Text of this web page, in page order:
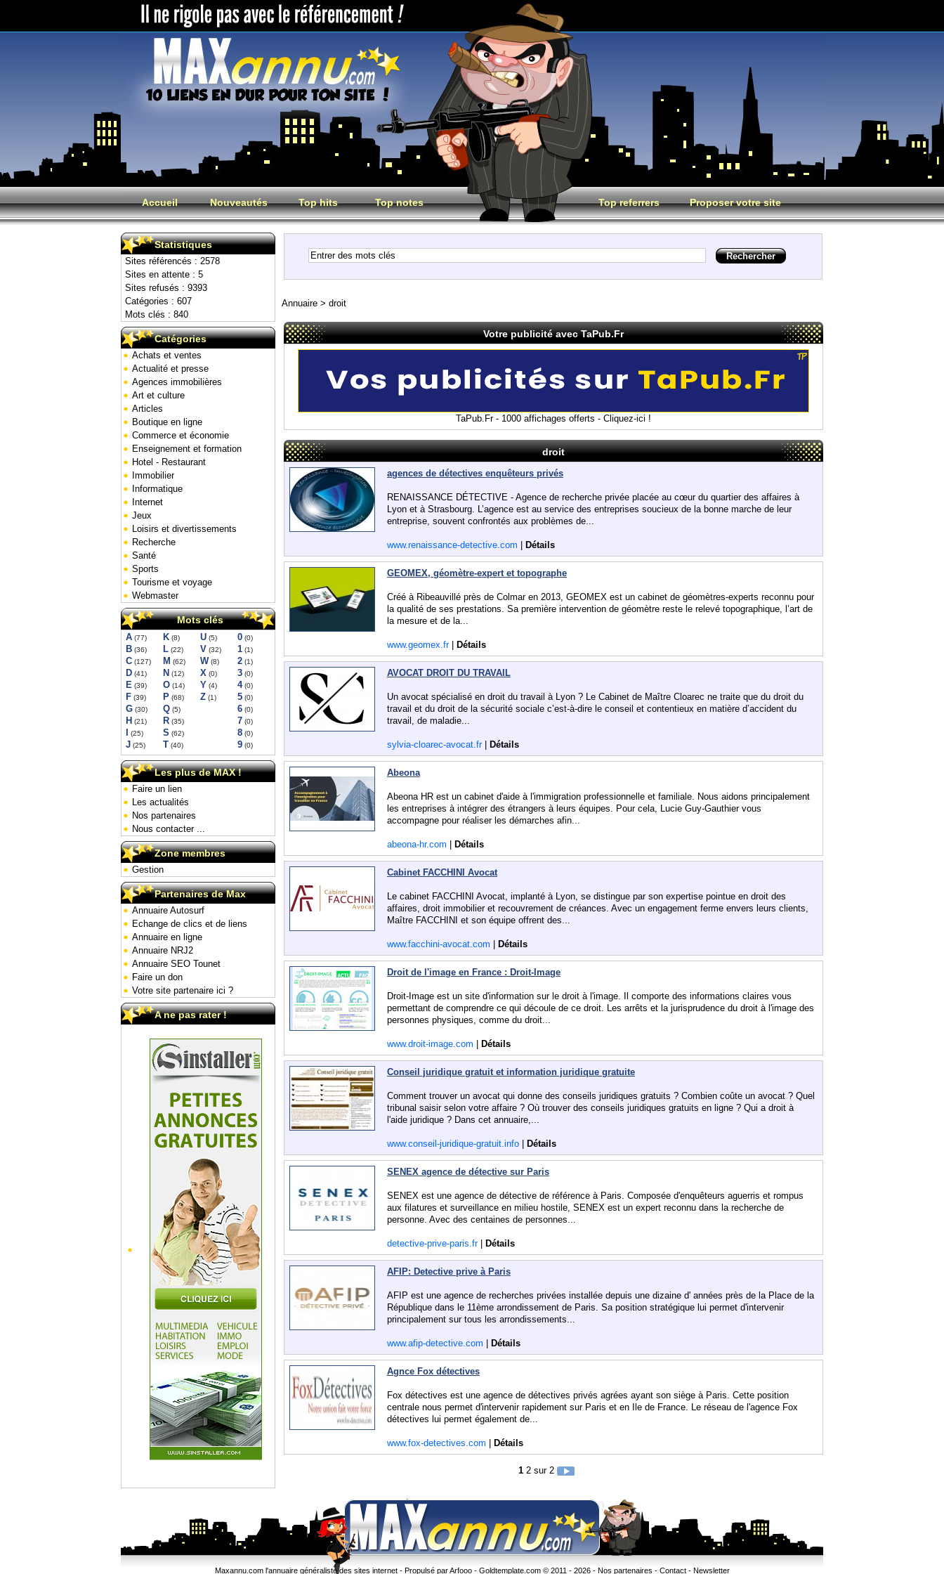
Accueil Nouveautés Top hits Top notes Top referrers Proposer votre site
Statistiques
Sites référencés : 2578
Sites en attente : 5
Sites refusés : 9393
Catégories : 607
Mots clés : 840
Catégories
Achats et ventes
Actualité et presse
Agences immobilières
Art et culture
Articles
Boutique en ligne
Commerce et économie
Enseignement et formation
Hotel - Restaurant
Immobilier
Informatique
Internet
Jeux
Loisirs et divertissements
Recherche
Santé
Sports
Tourisme et voyage
Webmaster
Mots clés
A (77)
B (36)
C (127)
D (41)
E (39)
F (39)
G (30)
H (21)
(25)
J (25)
K (8)
L (22)
M (62)
N (12)
O (14)
P (68)
Q (5)
R (35)
S (62)
T (40)
U (5)
V (32)
W (8)
X (0)
Y (4)
Z (1)
0 (0)
1 (1)
2 (1)
3 (0)
4(0)
5 (0)
6 (0)
7 (0)
8 (0)
9 (0)
Les plus de MAX !
Faire un lien
Les actualités
Nos partenaires
Nous contacter ...
Zone membres
Gestion
Partenaires de Max
Annuaire Autosurf
Echange de clics et de liens
Annuaire en ligne
Annuaire NRJ2
Annuaire SEO Tounet
Faire un don
Votre site partenaire ici ?
A ne pas rater !
Annuaire > droit
Votre publicité avec TaPub.Fr
TaPub.Fr - 1000 affichages offerts - Cliquez-ici !
droit
agences de détectives enquêteurs privés
RENAISSANCE DÉTECTIVE - Agence de recherche privée placée au cœur du quartier des affaires à
Lyon et à Strasbourg. L’agence est au service des entreprises soucieux de la bonne marche de leur
entreprise, souvent confrontés aux problèmes de...
www.renaissance-detective.com Détails
GEOMEX, géomètre-expert et topographe
Créé à Ribeauvillé près de Colmar en 2013, GEOMEX est un cabinet de géomètres-experts reconnu pour
la qualité de ses prestations. Sa première intervention de géomètre reste le relevé topographique, l’art de
la mesure et de la...
www.geomex.fr Détails
AVOCAT DROIT DU TRAVAIL
Un avocat spécialisé en droit du travail à Lyon ? Le Cabinet de Maître Cloarec ne traite que du droit du
travail et du droit de la sécurité sociale c’est-à-dire le conseil et contentieux en matière d’accident du
travail, de maladie...
sylvia-cloarec-avocat.fr Détails
Abeona
Abeona HR est un cabinet d'aide à l'immigration professionnelle et familiale. Nous aidons principalement
les entreprises à intégrer des étrangers à leurs équipes. Pour cela, Lucie Guy-Gauthier vous
accompagne pour réaliser les démarches afin...
abeona-hr.com Détails
Cabinet FACCHINI Avocat
Le cabinet FACCHINI Avocat, implanté à Lyon, se distingue par son expertise pointue en droit des
affaires, droit immobilier et recouvrement de créances. Avec un engagement ferme envers leurs clients,
Maître FACCHINI et son équipe offrent des...
www.facchini-avocat.com Détails
Droit de l'image en France : Droit-Image
Droit-Image est un site d'information sur le droit à l'image. Il comporte des informations claires vous
permettant de comprendre ce qui découle de ce droit. Les arrêts et la jurisprudence du droit à l'image des
personnes physiques, comme du droit...
www.droit-image.com Détails
Conseil juridique gratuit et information juridique gratuite
Comment trouver un avocat qui donne des conseils juridiques gratuits ? Combien coûte un avocat ? Quel
tribunal saisir selon votre affaire ? Où trouver des conseils juridiques gratuits en ligne ? Qui a droit à
l'aide juridique ? Dans cet annuaire,...
www.conseil-juridique-gratuit.info Détails
SENEX agence de détective sur Paris
SENEX est une agence de détective de référence à Paris. Composée d'enquêteurs aguerris et rompus
aux filatures et surveillance en milieu hostile, SENEX est un expert reconnu dans la recherche de
personne. Avec des centaines de personnes...
detective-prive-paris.fr Détails
AFIP: Detective prive à Paris
AFIP est une agence de recherches privées installée depuis une dizaine d' années près de la Place de la
République dans le 11ème arrondissement de Paris. Sa position stratégique lui permet d'intervenir
principalement sur tous les arrondissements...
www.afip-detective.com Détails
Agnce Fox détectives
Fox détectives est une agence de détectives privés agrées ayant son siège à Paris. Cette position
centrale nous permet d'intervenir rapidement sur Paris et en Ile de France. Le réseau de l'agence Fox
détectives lui permet également de...
www.fox-detectives.com Détails
1 2 sur 2
Maxannu.com l'annuaire généraliste des sites internet - Propulsé par Arfooo - Goldtemplate.com© 2011 - 2026 - Nos partenaires - Contact- Newsletter